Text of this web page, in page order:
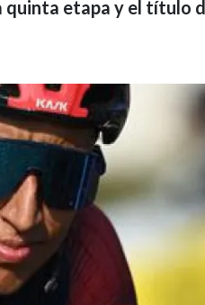
etapa y el título